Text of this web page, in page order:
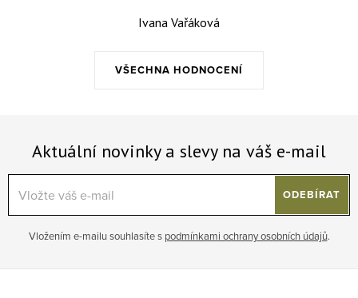
VŠECHNA HODNOCENÍ
Ivana Vařáková
Aktuální novinky a slevy na váš e-mail
Vložením e-mailu souhlasíte s podmínkami ochrany osobních údajů.
ODEBÍRAT